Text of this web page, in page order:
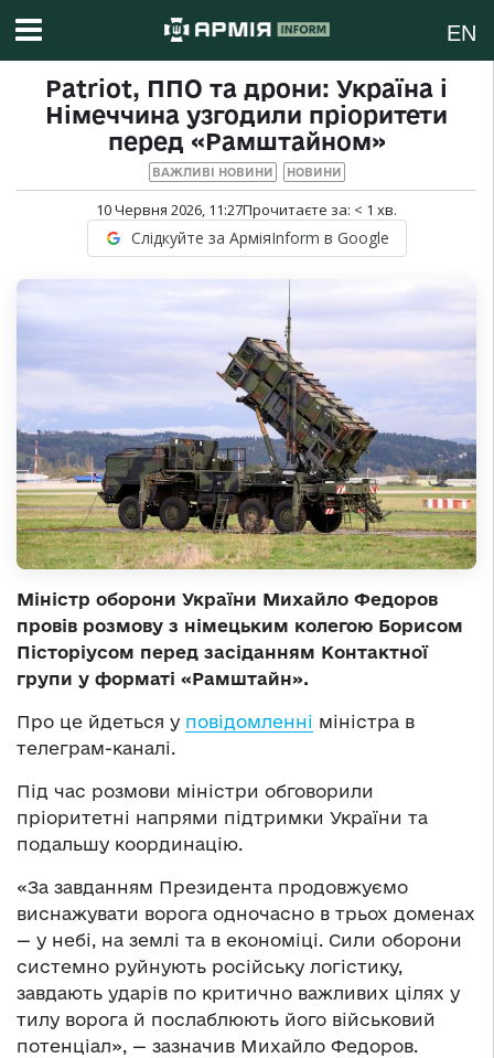
EN
Patriot, ППО та дрони: Україна і
Німеччина узгодили пріоритети
перед «Рамштайном»
ВАЖЛИВІ НОВИНИ НОВИНИ
10 Червня 2026, 11:27Прочитаєте за: < 1 хв.
Слідкуйте за АрміяInform в Google
Міністр оборони України Михайло Федоров
провів розмову з німецьким колегою Борисом
Пісторіусом перед засіданням Контактної
групи у форматі «Рамштайн».
Про це йдеться у повідомленні міністра в
телеграм-каналі.
Під час розмови міністри обговорили
пріоритетні напрями підтримки України та
подальшу координацію.
«За завданням Президента продовжуємо
виснажувати ворога одночасно в трьох доменах
— у небі, на землі та в економіці. Сили оборони
системно руйнують російську логістику,
завдають ударів по критично важливих цілях у
тилу ворога й послаблюють його військовий
потенціал», — зазначив Михайло Федоров.